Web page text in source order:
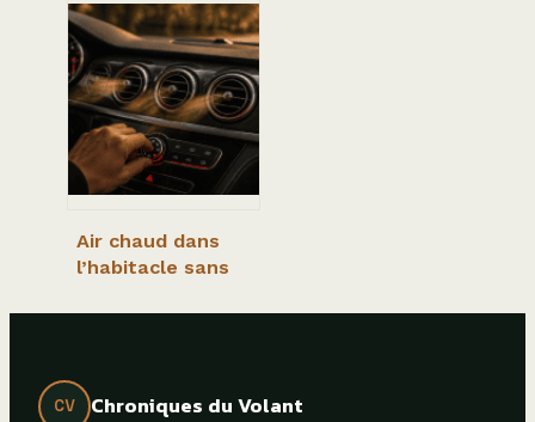
moteur : 4
symptômes
critiques qui
imposent l’arrêt
immédiat
Air chaud dans
l’habitacle sans
mécaniques et
CV Chroniques du Volant